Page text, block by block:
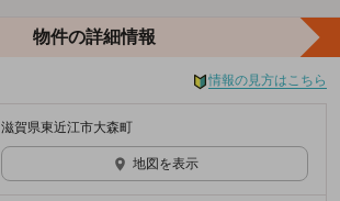
物件の詳細情報
情報の見方はこちら
滋賀県東近江市大森町
地図を表示